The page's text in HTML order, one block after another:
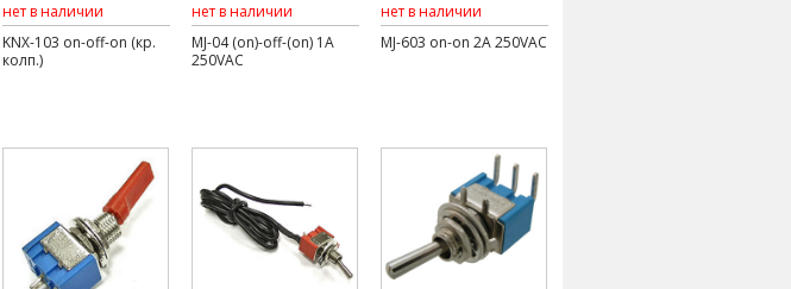
нет в наличии
KNX-103 on-off-on (кр.
колп.)
нет в наличии
MJ-04 (on)-off-(on) 1A
250VAC
нет в наличии
MJ-603 on-on 2A 250VAC